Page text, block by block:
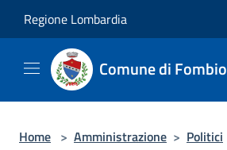
Regione Lombardia
Comune di Fombio
Home > Amministrazione > Politici